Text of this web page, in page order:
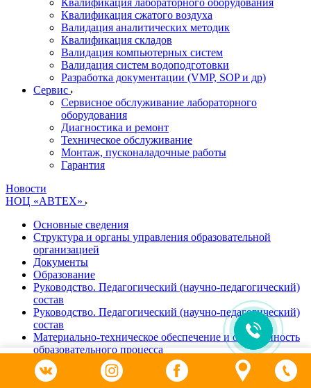
Квалификация лабораторного оборудования
Квалификация сжатого воздуха
Валидация аналитических методик
Квалификация складов
Валидация компьютерных систем
Валидация систем водоподготовки
Разработка документации (VMP, SOP и др)
Cервис
Сервисное обслуживание лабораторного
оборудования
Диагностика и ремонт
Техническое обслуживание
Монтаж, пусконаладочные работы
Гарантия
Новости
НОЦ «АВТЕХ»
Основные сведения
Структура и органы управления образовательной
организацией
Документы
Образование
Руководство. Педагогический (научно-педагогический)
состав
Руководство. Педагогический (научно-педагогический)
состав
Материально-техническое обеспечение и оснащенность
образовательного процесса
Доступная среда
Платные образовательные услуги
Каталог
Сравнение
Избранное Контакты